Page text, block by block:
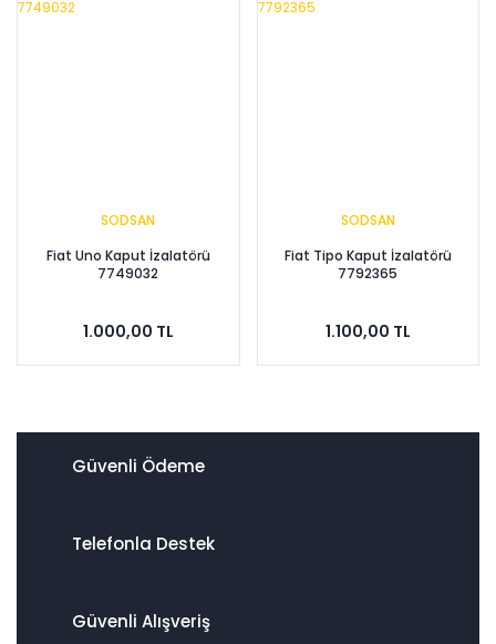
SODSAN
Fiat Uno Kaput İzalatörü
7749032
1.000,00 TL
SODSAN
Fiat Tipo Kaput İzalatörü
7792365
1.100,00 TL
Güvenli Ödeme
Telefonla Destek
Güvenli Alışveriş